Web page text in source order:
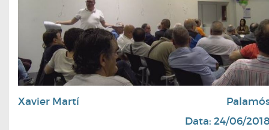
Xavier Martí
Data: 24/06/